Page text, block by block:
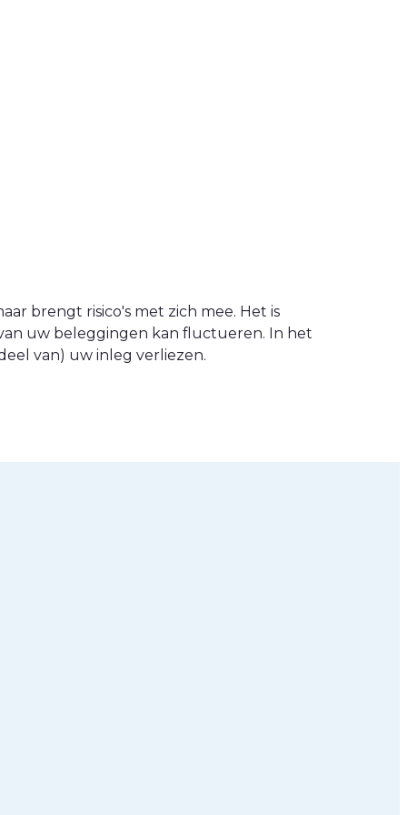
brengt risico's met zich mee. Het is
uw beleggingen kan fluctueren. In het
van) uw inleg verliezen.